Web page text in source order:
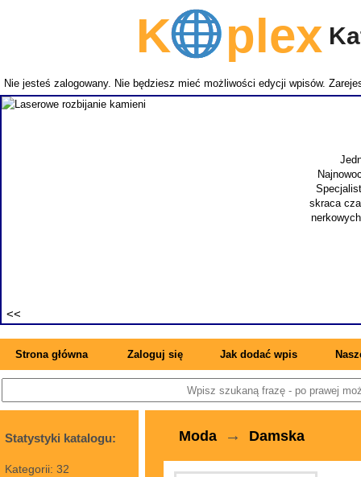
Kplex
Nie jesteś zalogowany. Nie będziesz mieć możliwości edycji wpisów.
skraca
Strona główna Zaloguj się Jak dodać wpis
Statystyki katalogu:
Kategorii: 32
Moda → Damska